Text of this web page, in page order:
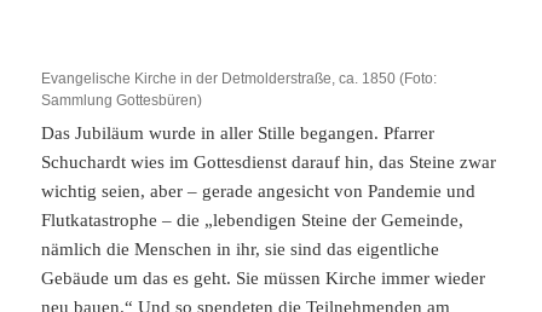
Evangelische Kirche in der Detmolderstraße, ca. 1850 (Foto:
Sammlung Gottesbüren)
Das Jubiläum wurde in aller Stille begangen. Pfarrer
Schuchardt wies im Gottesdienst darauf hin, das Steine zwar
wichtig seien, aber – gerade angesicht von Pandemie und
Flutkatastrophe – die „lebendigen Steine der Gemeinde,
nämlich die Menschen in ihr, sie sind das eigentliche
Gebäude um das es geht. Sie müssen Kirche immer wieder
neu bauen.“ Und so spendeten die Teilnehmenden am